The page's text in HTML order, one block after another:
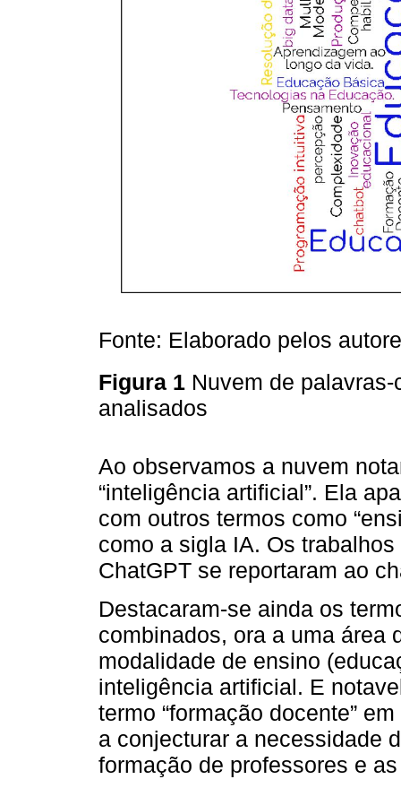
Fonte: Elaborado pelos
Figura 1 Nuvem de
analisados
Ao observamos a nuvem
“inteligência artificial”. Ela
com outros termos como
como a sigla IA. Os
ChatGPT se reportaram ao
Destacaram-se ainda os
combinados, ora a uma área
modalidade de ensino
inteligência artificial. E
termo “formação docente”
a conjecturar a necessidade
formação de professores e